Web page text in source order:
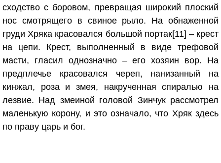
сходство с боровом, превращая широкий плоский
нос смотрящего в свиное рыло. На обнаженной
груди Хряка красовался большой портак[11] – крест
на цепи. Крест, выполненный в виде трефовой
масти, гласил однозначно – его хозяин вор. На
предплечье красовался череп, нанизанный на
кинжал, роза и змея, накрученная спиралью на
лезвие. Над змеиной головой Зинчук рассмотрел
маленькую корону, и это означало, что Хряк здесь
по праву царь и бог.